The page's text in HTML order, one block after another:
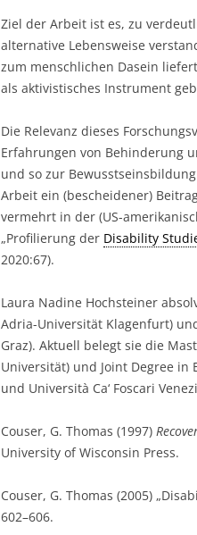
Ziel der Arbeit ist es, zu
alternative Lebensweise
zum menschlichen Dasein
als aktivistisches Instrument
Die Relevanz dieses
Erfahrungen von Behinderung
und so zur
Arbeit ein (bescheidener)
vermehrt in der (US-
„Profilierung der Disability
2020:67).
Laura Nadine Hochsteiner
Adria-Universität Klagenfurt)
Graz). Aktuell belegt sie die
Universität) und Joint Degree in
und Università Ca‘ Foscari
Couser, G. Thomas (1997)
University of Wisconsin Press.
Couser, G. Thomas (2005)
602–606.